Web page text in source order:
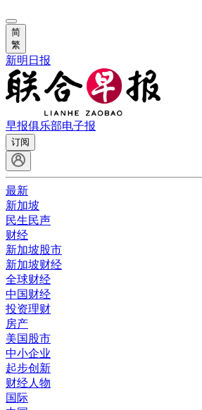
简
繁
新明日报
早报俱乐部电子报
订阅
最新
新加坡
民生民声
财经
新加坡股市
新加坡财经
全球财经
中国财经
投资理财
房产
美国股市
中小企业
起步创新
财经人物
国际